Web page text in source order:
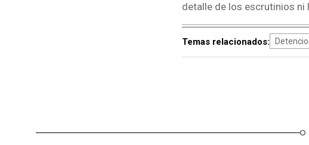
detalle de los escrutinios ni
Temas relacionados: